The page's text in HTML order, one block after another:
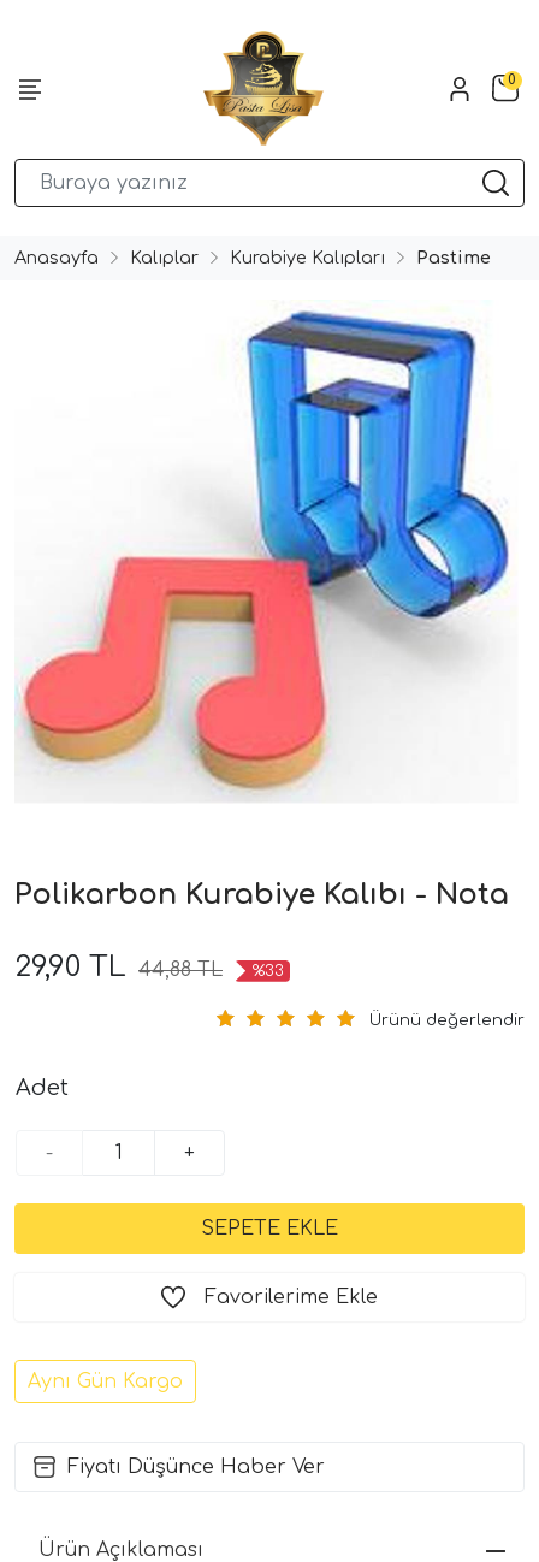
0
Anasayfa Kalıplar Kurabiye Kalıpları Pastime
Polikarbon Kurabiye Kalıbı - Nota
29,90 TL 44,88 TL %33
Ürünü değerlendir
Adet
- +
Favorilerime Ekle
Aynı Gün Kargo
Fiyatı Düşünce Haber Ver
Ürün Açıklaması